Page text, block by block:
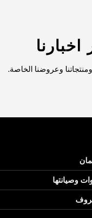
وعروضنا الخاصة.
وصيانتها